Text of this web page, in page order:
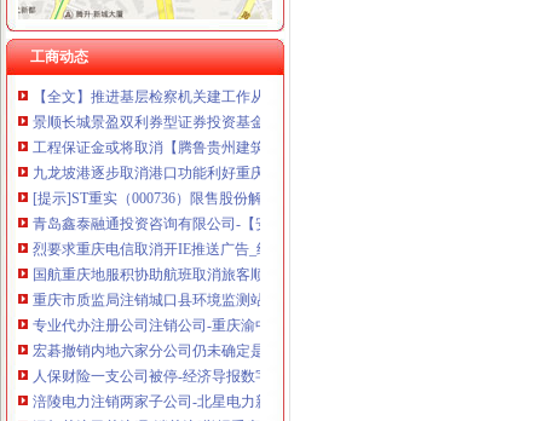
工商动态
龙坡港区将取消港口功能重庆港九所属土地由收回-股票频道-和讯网
在重庆遇到航班取消你怎么办-拼途旅讯
【全文】推进基层检察机关建工作从严从实新常态的思考_职工律
景顺长城景盈双利券型证券投资基金A类（002796）-宜信普泽
工程保证金或将取消【腾鲁贵州建筑工程】重庆腾鲁建筑安装工程有限
九龙坡港逐步取消港口功能利好重庆港九-中国资本证券网
[提示]ST重实（000736）限售股份解除限售提示公告-[中财网]
青岛鑫泰融通投资咨询有限公司-【安心贷】
烈要求重庆电信取消开IE推送广告_经济论坛_天涯论坛_天涯社区
国航重庆地服积协助航班取消旅客顺利成行_新浪航空航天_新浪网
重庆市质监局注销城口县环境监测站等14家实验室资质认定证书_中国
专业代办注册公司注销公司-重庆渝中大坪会计/审计-分类168信息网
宏碁撤销内地六家分公司仍未确定是否裁员_TechWeb
人保财险一支公司被停-经济导报数字报
涪陵电力注销两家子公司-北星电力新闻网
添加关注已关注[取消关注]举报重庆熙尚商贸有限公司2016新招聘信